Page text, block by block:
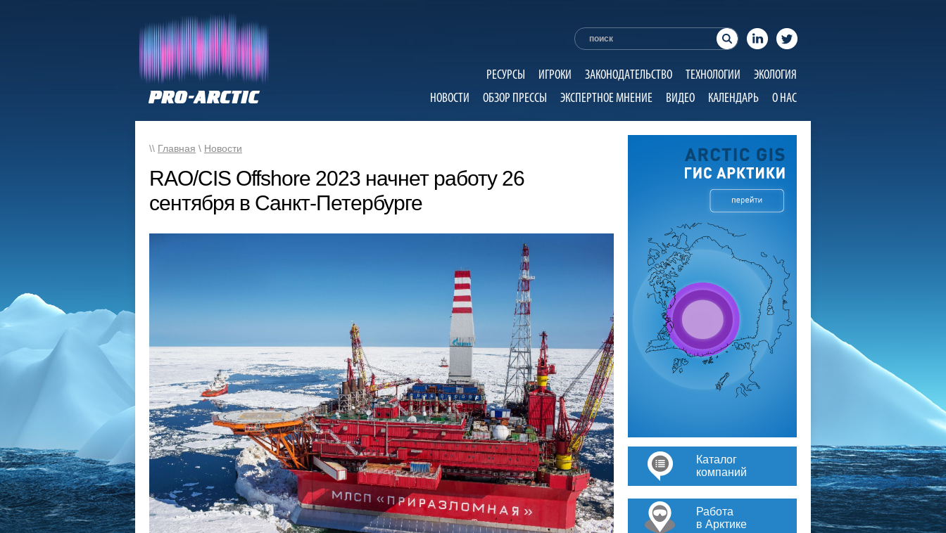
РЕСУРСЫ ИГРОКИ ЗАКОНОДАТЕЛЬСТВО ТЕХНОЛОГИИ
ЭКОЛОГИЯ
НОВОСТИ
ОБЗОР ПРЕССЫ ЭКСПЕРТНОЕ МНЕНИЕ ВИДЕО КАЛЕНДАРЬ О НАС
\\ Главная \ Новости
RAO/CIS Offshore 2023 начнет работу 26
сентября в Санкт-Петербурге
Каталог
компаний
Работа
в Арктике